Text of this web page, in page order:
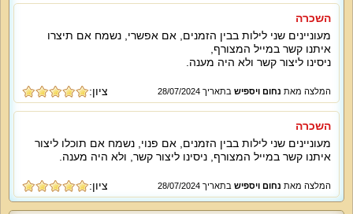
נדנדות, מגלשה, אקס בוקס, כדורגל שולחן.
מיוחד לדתיים:
בית כנסת במרחק הליכה, פלטת שבת ומיחם מים, כיור כפול, שעון שבת.
למי זה מתאים?
וילה אסטיה מתאימה למשפחות, זוגות, קבוצות נופשים, קהל דתי, תיירים מכל
כנסים, שבת חתן. ללא מסיבות רועשות.
אירועים עד 100 איש / נופש עם לינה עד 31 מבוגרים או ילדים + 4 תינוקות
השכרה
מעוניינים שני לילות בבין הזמנים, אם אפשרי, נשמח אם תיצרו
איתנו קשר במייל המצורף,
ניסינו ליצור קשר ולא היה מענה.
המלצה מאת נחום ויספיש בתאריך 28/07/2024 ציון:
השכרה
מעוניינים שני לילות בבין הזמנים, אם פנוי, נשמח אם תוכלו ליצור
איתנו קשר במייל המצורף, ניסינו ליצור קשר, ולא היה מענה.
המלצה מאת נחום ויספיש בתאריך 28/07/2024 ציון: